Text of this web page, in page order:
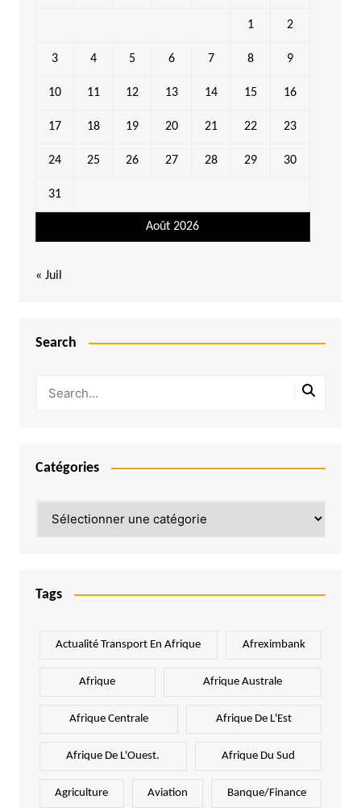
Août 2026
1 2
3 4 5 6 7 8 9
10 11 12 13 14 15 16
17 18 19 20 21 22 23
24 25 26 27 28 29 30
31
« Juil
Search
Catégories
Tags
Actualité Transport En Afrique Afreximbank
Afrique Afrique Australe
Afrique Centrale Afrique De L'Est
Afrique De L'Ouest. Afrique Du Sud
Agriculture Aviation Banque/Finance